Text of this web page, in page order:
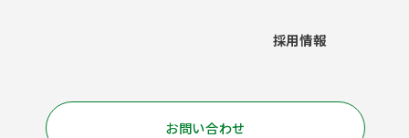
採用情報
お問い合わせ